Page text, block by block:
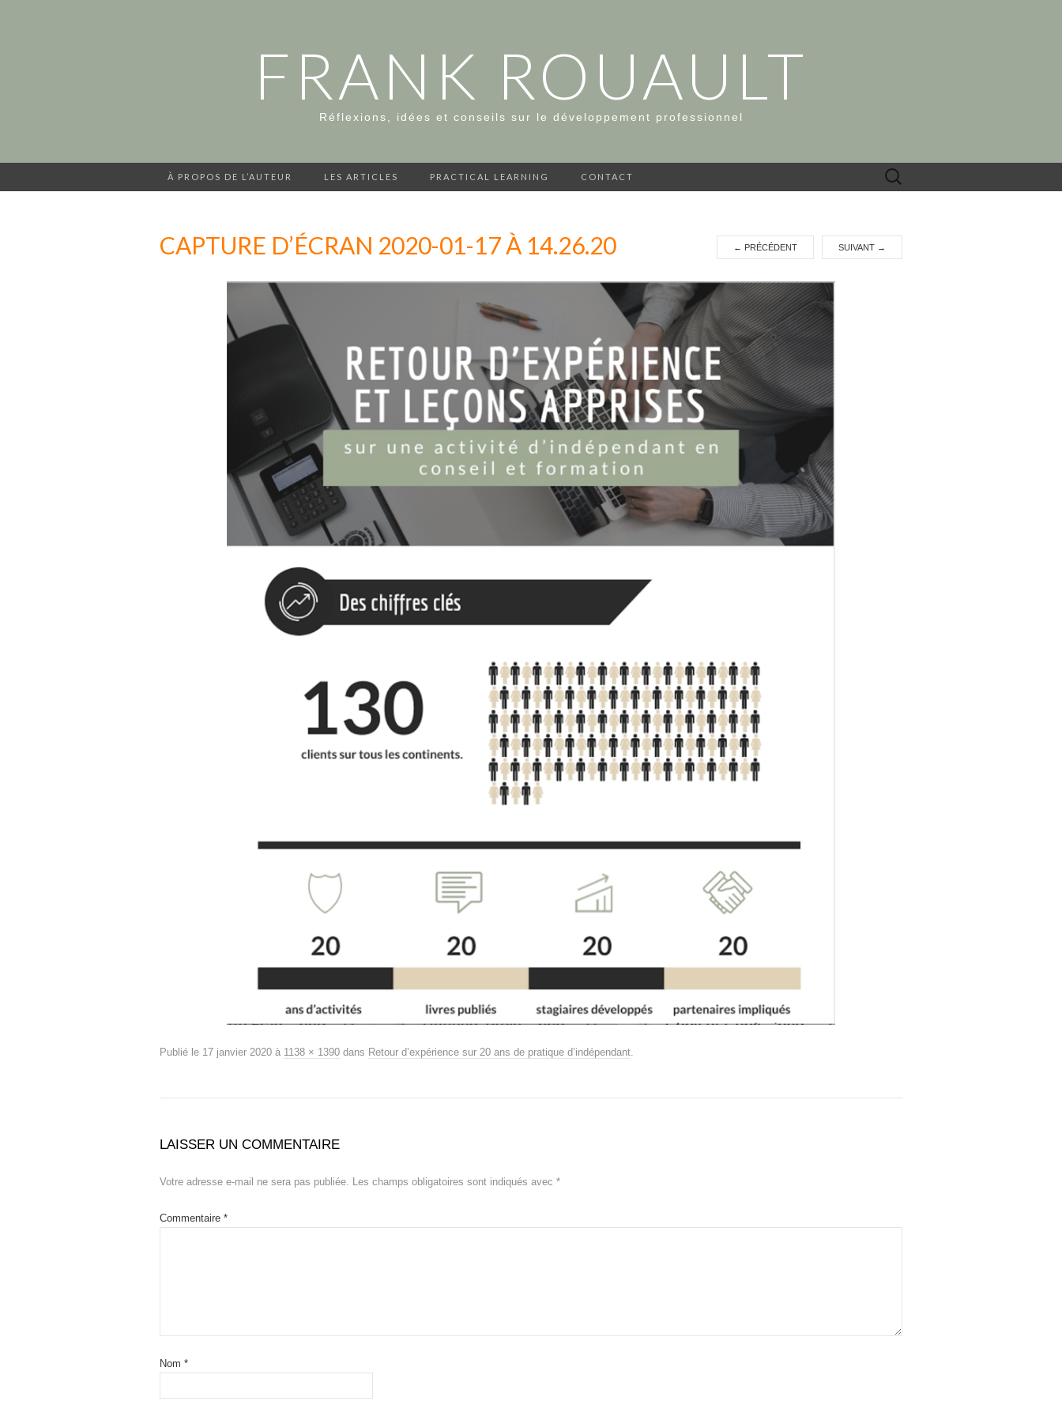
FRANK ROUAULT
Réflexions, idées et conseils sur le développement professionnel
À PROPOS DE L’AUTEUR LES ARTICLES PRACTICAL LEARNING CONTACT Rechercher :
CAPTURE D’ÉCRAN 2020-01-17 À 14.26.20 ← PRÉCÉDENT SUIVANT →
Publié le 17 janvier 2020 à 1138 × 1390 dans Retour d’expérience sur 20 ans de pratique d’indépendant
LAISSER UN COMMENTAIRE
Votre adresse e-mail ne sera pas publiée. Les champs obligatoires sont indiqués avec *
Commentaire *
Nom *